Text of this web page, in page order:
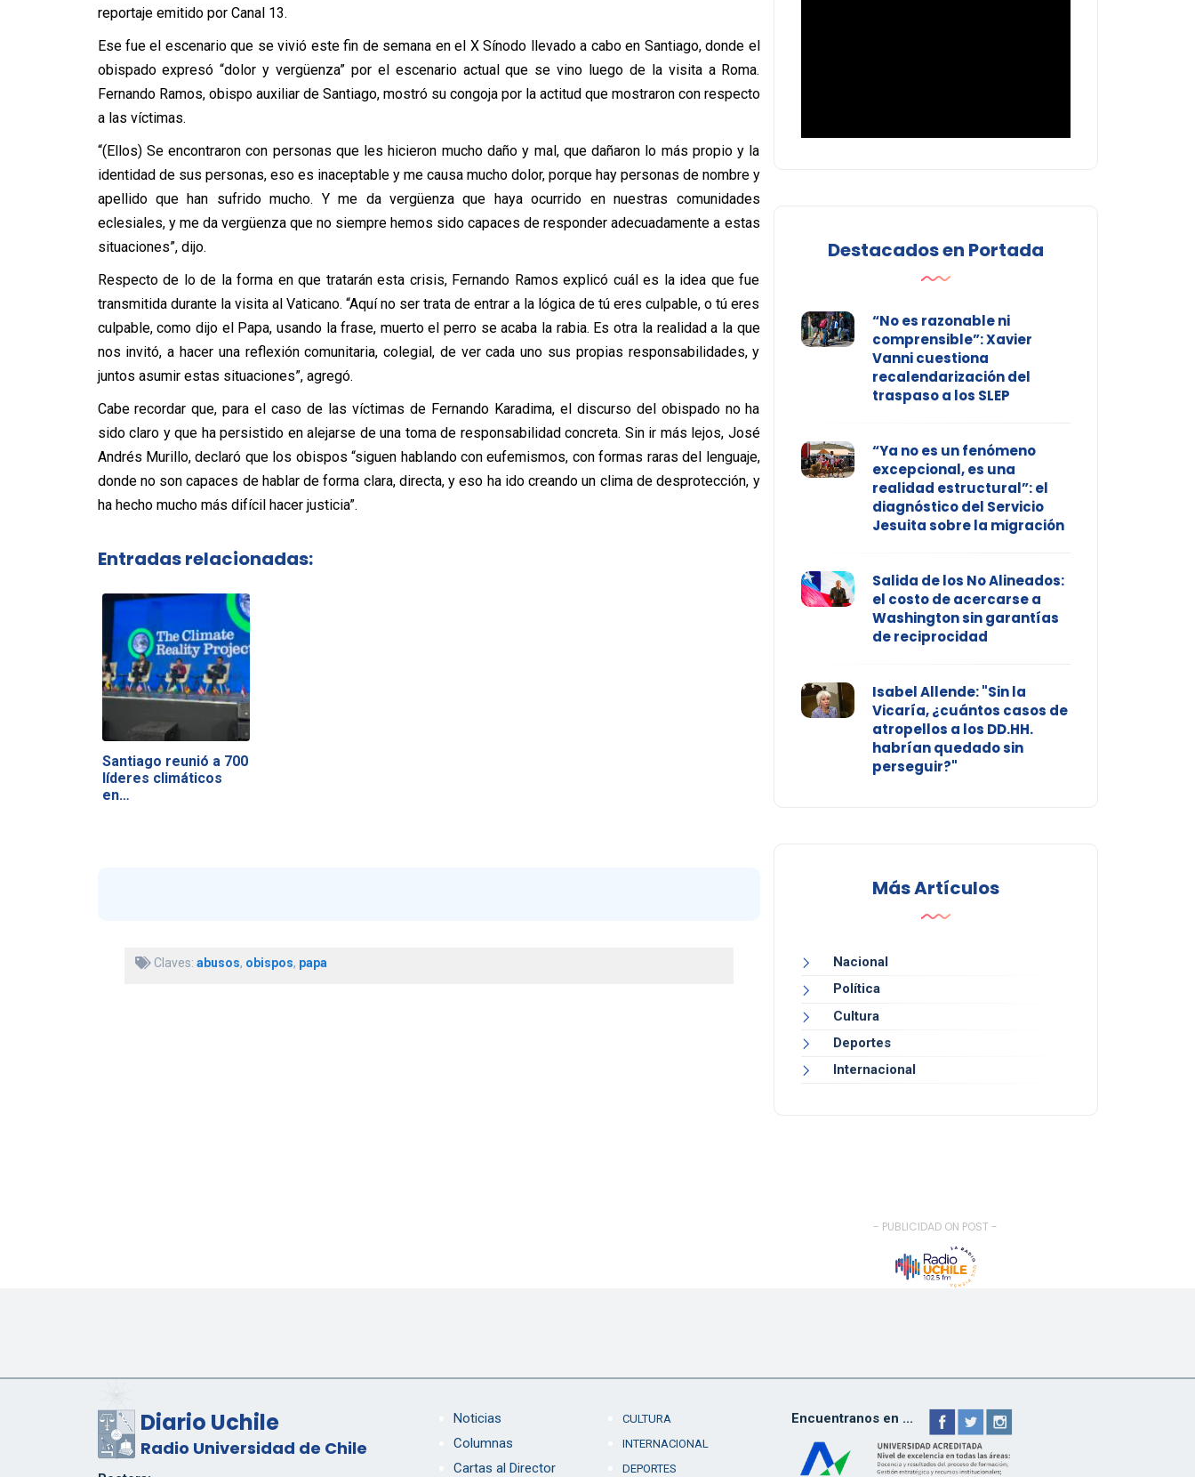
reportaje emitido por Canal 13.
Ese fue el escenario que se vivió este fin de semana en el X Sínodo llevado a cabo en Santiago, donde el
obispado expresó “dolor y vergüenza” por el escenario actual que se vino luego de la visita a Roma.
Fernando Ramos, obispo auxiliar de Santiago, mostró su congoja por la actitud que mostraron con respecto
a las víctimas.
“(Ellos) Se encontraron con personas que les hicieron mucho daño y mal, que dañaron lo más propio y la
identidad de sus personas, eso es inaceptable y me causa mucho dolor, porque hay personas de nombre y
apellido que han sufrido mucho. Y me da vergüenza que haya ocurrido en nuestras comunidades
eclesiales, y me da vergüenza que no siempre hemos sido capaces de responder adecuadamente a estas
situaciones”, dijo.
Respecto de lo de la forma en que tratarán esta crisis, Fernando Ramos explicó cuál es la idea que fue
transmitida durante la visita al Vaticano. “Aquí no ser trata de entrar a la lógica de tú eres culpable, o tú eres
culpable, como dijo el Papa, usando la frase, muerto el perro se acaba la rabia. Es otra la realidad a la que
nos invitó, a hacer una reflexión comunitaria, colegial, de ver cada uno sus propias responsabilidades, y
juntos asumir estas situaciones”, agregó.
Cabe recordar que, para el caso de las víctimas de Fernando Karadima, el discurso del obispado no ha
sido claro y que ha persistido en alejarse de una toma de responsabilidad concreta. Sin ir más lejos, José
Andrés Murillo, declaró que los obispos “siguen hablando con eufemismos, con formas raras del lenguaje,
donde no son capaces de hablar de forma clara, directa, y eso ha ido creando un clima de desprotección, y
ha hecho mucho más difícil hacer justicia”.
Entradas relacionadas:
Santiago reunió a 700
líderes climáticos
en…
Claves: abusos, obispos, papa
Destacados en Portada
“No es razonable ni
comprensible”: Xavier
Vanni cuestiona
recalendarización del
traspaso a los SLEP
“Ya no es un fenómeno
excepcional, es una
realidad estructural”: el
diagnóstico del Servicio
Jesuita sobre la migración
Salida de los No Alineados:
el costo de acercarse a
Washington sin garantías
de reciprocidad
Isabel Allende: "Sin la
Vicaría, ¿cuántos casos de
atropellos a los DD.HH.
habrían quedado sin
perseguir?"
Más Artículos
Nacional
Política
Cultura
Deportes
Internacional
- PUBLICIDAD ON POST -
Diario Uchile
Radio Universidad de Chile
Noticias
Columnas
Cartas al Director
CULTURA
INTERNACIONAL
DEPORTES
Encuentranos en ...